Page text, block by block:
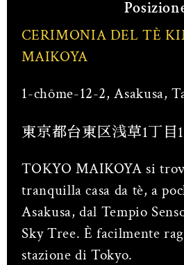
CERIMONIA DEL TÈ
MAIKOYA
1-chōme-12-2, Asakusa,
東京都台東区浅草1丁目
TOKYO MAIKOYA si
tranquilla casa da tè, a
Asakusa, dal Tempio
Sky Tree. È facilmente
stazione di Tokyo.